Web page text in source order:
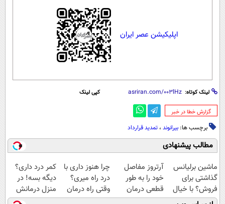
اپلیکیشن عصر ایران
لینک کوتاه: کپی لینک
‌گزارش خطا در خبر
برچسب ها: بیرانوند ، تمدید قرارداد
مطالب پیشنهادی
ماشین برلیانس
گذاشتی برای
فروش؟ با خیال
راحت بفروش
آرتروز مفاصل
خود را به طور
قطعی درمان
کنید!
چرا هنوز داری با
درد راه میری؟
وقتی راه درمان
جلو پاته!
کمر درد داری؟
دیگه بسه! در
منزل درمانش
کن